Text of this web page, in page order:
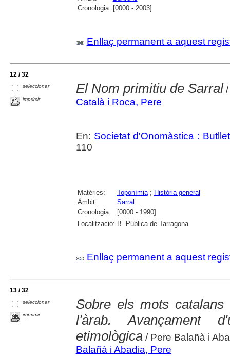
Cronologia: [0000 - 2003]
Enllaç permanent a aquest
12 / 32
seleccionar
imprimir
El Nom primitiu de Sarral/
Català i Roca, Pere
En: Societat d'Onomàstica :
110
Matèries: Toponímia; Història general
Àmbit:
Sarral
Cronologia:
[0000 - 1990]
Localització: B. Pública de Tarragona
Enllaç permanent a aquest
13 / 32
seleccionar
imprimir
Sobre els mots
l'àrab. Avançament
etimològica/ Pere Balañà i
Balañà i Abadia, Pere